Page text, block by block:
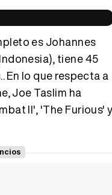
Tráiler en español de 'La isla olvidada'
Tráiler 'Vida perra' (2026)
es Johannes
tiene 45
En lo que respecta a
Joe Taslim ha
II', 'The Furious'